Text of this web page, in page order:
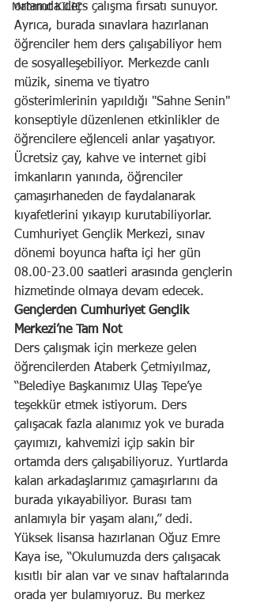
Mahmut KILIÇ
ortamda ders çalışma fırsatı sunuyor.
Ayrıca, burada sınavlara hazırlanan
öğrenciler hem ders çalışabiliyor hem
de sosyalleşebiliyor. Merkezde canlı
müzik, sinema ve tiyatro
gösterimlerinin yapıldığı "Sahne Senin"
konseptiyle düzenlenen etkinlikler de
öğrencilere eğlenceli anlar yaşatıyor.
Ücretsiz çay, kahve ve internet gibi
imkanların yanında, öğrenciler
çamaşırhaneden de faydalanarak
kıyafetlerini yıkayıp kurutabiliyorlar.
Cumhuriyet Gençlik Merkezi, sınav
dönemi boyunca hafta içi her gün
08.00-23.00 saatleri arasında gençlerin
hizmetinde olmaya devam edecek.
Gençlerden Cumhuriyet Gençlik
Merkezi’ne Tam Not
Ders çalışmak için merkeze gelen
öğrencilerden Ataberk Çetmiyılmaz,
“Belediye Başkanımız Ulaş Tepe’ye
teşekkür etmek istiyorum. Ders
çalışacak fazla alanımız yok ve burada
çayımızı, kahvemizi içip sakin bir
ortamda ders çalışabiliyoruz. Yurtlarda
kalan arkadaşlarımız çamaşırlarını da
burada yıkayabiliyor. Burası tam
anlamıyla bir yaşam alanı,” dedi.
Yüksek lisansa hazırlanan Oğuz Emre
Kaya ise, “Okulumuzda ders çalışacak
kısıtlı bir alan var ve sınav haftalarında
orada yer bulamıyoruz. Bu merkez